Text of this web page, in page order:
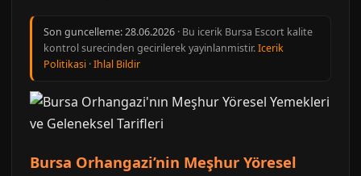
Son guncelleme:28.06.2026 · Bu icerik Bursa Escort kalite
kontrol surecinden gecirilerek yayinlanmistir.Icerik
Politikasi ·Ihlal Bildir
Bursa Orhangazi’nin Meşhur Yöresel